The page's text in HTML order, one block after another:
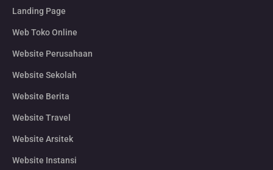
Landing Page
Web Toko Online
Website Perusahaan
Website Sekolah
Website Berita
Website Travel
Website Arsitek
Website Instansi